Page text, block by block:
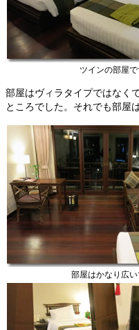
ツインの部屋で
部屋はヴィラタイプではなく
ところでした。それでも部屋
部屋はかなり広い